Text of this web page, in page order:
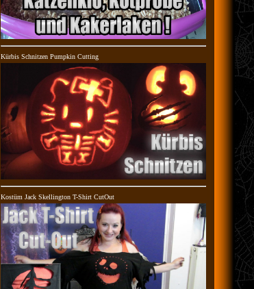
Gothic-Cheerleader Halloween-
Kinderkostüm schwarz-grau
Kürbis Schnitzen Pumpkin Cutting
Kostüm Jack Skellington T-Shirt CutOut